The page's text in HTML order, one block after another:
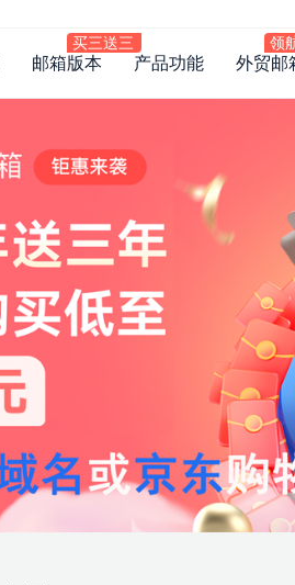
邮箱版本 产品功能 外贸邮